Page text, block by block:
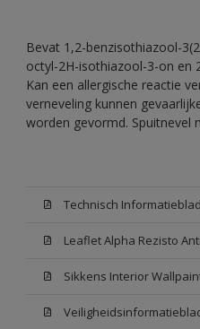
Bevat 1,2-benzisothiazool-
octyl-2H-isothiazool-3-on en
Kan een allergische reactie
verneveling kunnen
worden gevormd. Spuitnevel
Leaflet Alpha Rezisto